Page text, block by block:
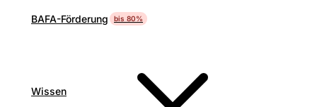
BAFA-Förderung bis 80%
Wissen